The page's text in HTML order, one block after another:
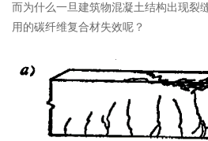
而为什么一旦建筑物混凝土结构出现裂
用的碳纤维复合材失效呢？